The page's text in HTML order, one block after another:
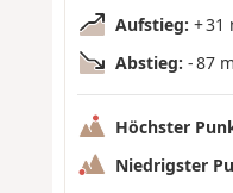
Aufstieg: + 31
Abstieg: - 87 m
Höchster
Niedrigster